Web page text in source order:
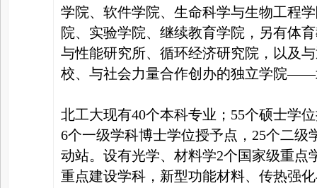
学院、软件学院、生命科学与生物工程
院、实验学院、继续教育学院，另有体
与性能研究所、循环经济研究院，以及
校、与社会力量合作创办的独立学院
北工大现有40个本科专业；55个硕士学
6个一级学科博士学位授予点，25个二
动站。设有光学、材料学2个国家级重点
重点建设学科，新型功能材料、传热强